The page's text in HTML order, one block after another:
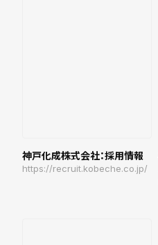
神戸化成株式会社：採用情報
https://recruit.kobeche.co.jp/